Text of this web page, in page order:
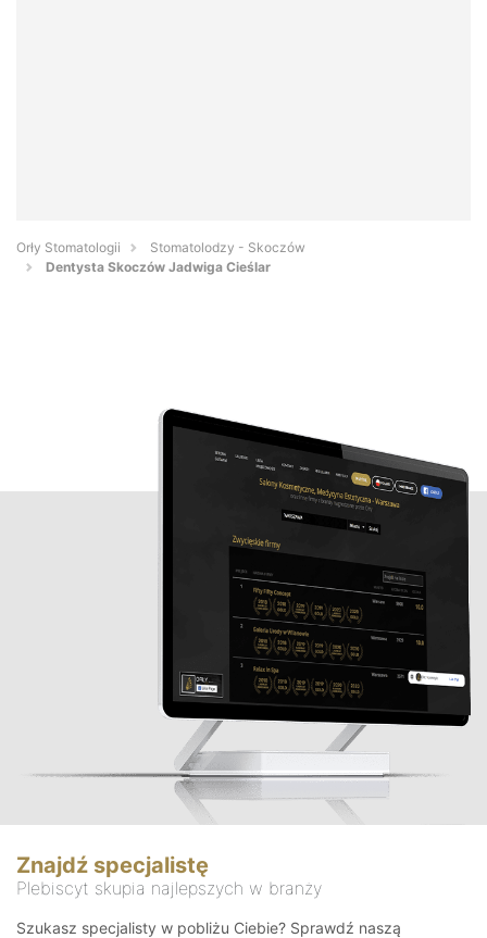
Orły Stomatologii
Stomatolodzy - Skoczów
Dentysta Skoczów Jadwiga Cieślar
Znajdź specjalistę
Plebiscyt skupia najlepszych w branży
Szukasz specjalisty w pobliżu Ciebie? Sprawdź naszą